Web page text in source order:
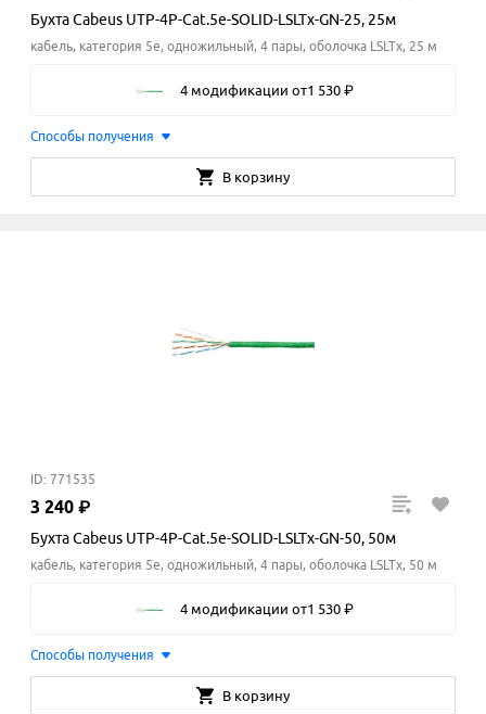
Бухта Cabeus UTP-4P-Cat.5e-SOLID-LSLTx-GN-25, 25м
кабель, категория 5e, одножильный, 4 пары, оболочка LSLTx, 25 м
4 модификации от1 530 ₽
Способы получения
В корзину
ID: 771535
3 240 ₽
Бухта Cabeus UTP-4P-Cat.5e-SOLID-LSLTx-GN-50, 50м
кабель, категория 5e, одножильный, 4 пары, оболочка LSLTx, 50 м
4 модификации от1 530 ₽
Способы получения
В корзину